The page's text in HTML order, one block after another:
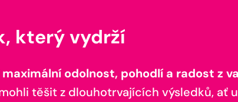
který vydrží
odolnost, pohodlí a radost z
těšit z dlouhotrvajících výsledků, ať